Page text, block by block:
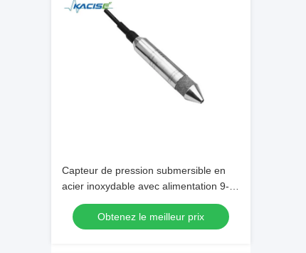
Capteur de pression submersible en
acier inoxydable avec alimentation 9-
30V et pièces de rechange anti-
blocage pour la surveillance du niveau
de liquide
Obtenez le meilleur prix